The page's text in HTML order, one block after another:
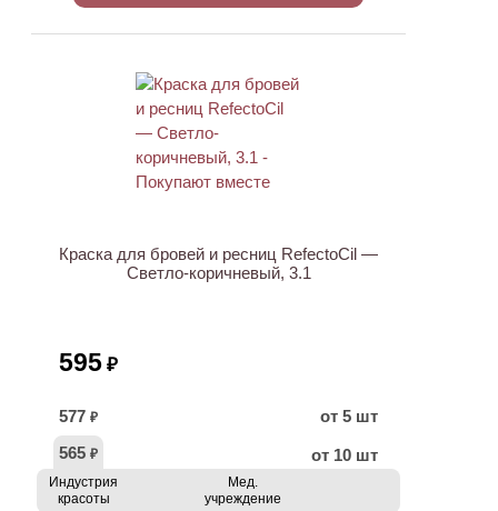
Краска для бровей и ресниц RefectoCil —
Светло-коричневый, 3.1
595 ₽
577 ₽
от 5 шт
565 ₽ от 10 шт
Индустрия
красоты
Мед.
учреждение